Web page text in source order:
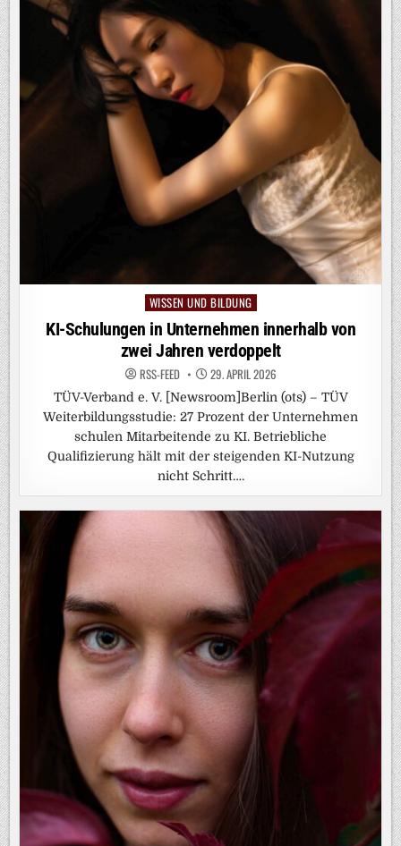
Posted
in
WISSEN UND BILDUNG
KI-Schulungen in Unternehmen innerhalb von
zwei Jahren verdoppelt
RSS-FEED 29. APRIL 2026
TÜV-Verband e. V. [Newsroom]Berlin (ots) – TÜV
Weiterbildungsstudie: 27 Prozent der Unternehmen
schulen Mitarbeitende zu KI. Betriebliche
Qualifizierung hält mit der steigenden KI-Nutzung
nicht Schritt….